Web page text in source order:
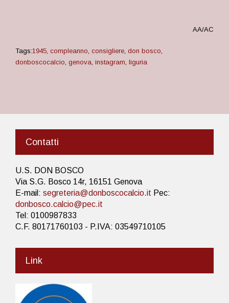
AA/AC
Tags:1945, compleanno, consigliere, don bosco,
donboscocalcio, genova, instagram, liguria
Contatti
U.S. DON BOSCO
Via S.G. Bosco 14r, 16151 Genova
E-mail: segreteria@donboscocalcio.it Pec:
donbosco.calcio@pec.it
Tel: 0100987833
C.F. 80171760103 - P.IVA: 03549710105
Link